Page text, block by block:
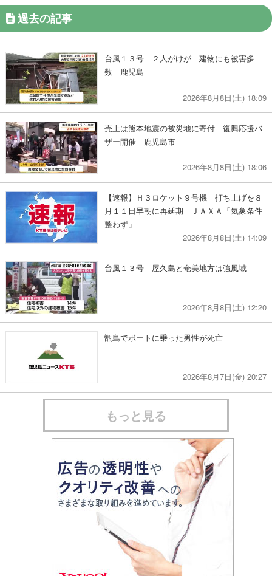
過去の記事
台風１３号 ２人がけが 建物にも被害多
数 鹿児島
2026年8月8日(土) 18:09
売上は熊本地震の被災地に寄付 復興応援バ
ザー開催 鹿児島市
2026年8月8日(土) 18:06
【速報】Ｈ３ロケット９号機 打ち上げを８
月１１日早朝に再延期 ＪＡＸＡ「気象条件
整わず」
2026年8月8日(土) 14:09
台風１３号 屋久島と奄美地方は強風域
2026年8月8日(土) 12:20
甑島でボートに乗った男性が死亡
2026年8月7日(金) 20:27
もっと見る